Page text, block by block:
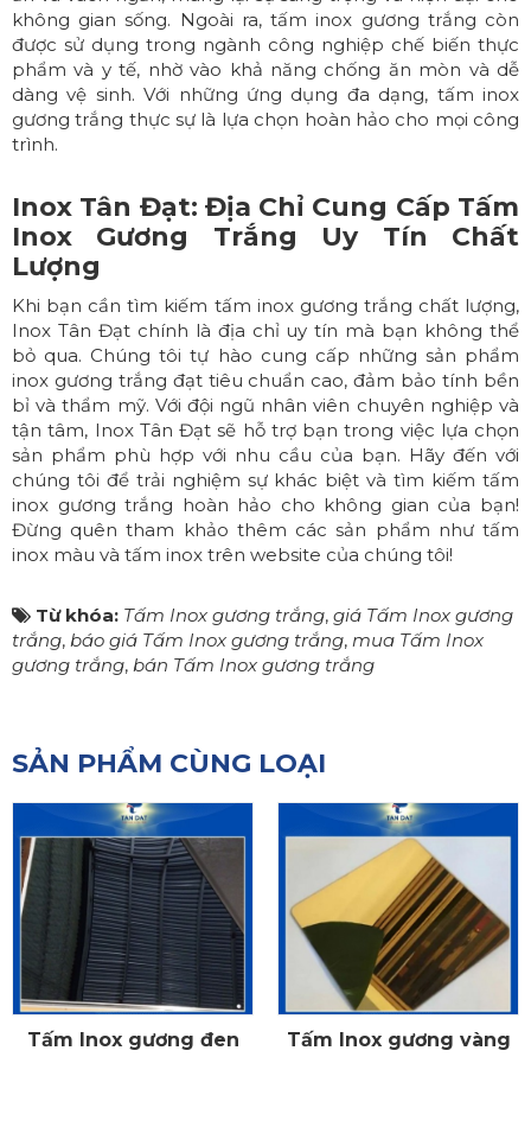
không gian sống. Ngoài ra, tấm inox gương trắng còn
được sử dụng trong ngành công nghiệp chế biến thực
phẩm và y tế, nhờ vào khả năng chống ăn mòn và dễ
dàng vệ sinh. Với những ứng dụng đa dạng, tấm inox
gương trắng thực sự là lựa chọn hoàn hảo cho mọi công
trình.
Inox Tân Đạt: Địa Chỉ Cung Cấp Tấm
Inox Gương Trắng Uy Tín Chất
Lượng
Khi bạn cần tìm kiếm tấm inox gương trắng chất lượng,
Inox Tân Đạtchính là địa chỉ uy tín mà bạn không thể
bỏ qua. Chúng tôi tự hào cung cấp những sản phẩm
inox gương trắng đạt tiêu chuẩn cao, đảm bảo tính bền
bỉ và thẩm mỹ. Với đội ngũ nhân viên chuyên nghiệp và
tận tâm, Inox Tân Đạt sẽ hỗ trợ bạn trong việc lựa chọn
sản phẩm phù hợp với nhu cầu của bạn. Hãy đến với
chúng tôi để trải nghiệm sự khác biệt và tìm kiếm tấm
inox gương trắng hoàn hảo cho không gian của bạn!
Đừng quên tham khảo thêm các sản phẩm như tấm
inox màu và tấm inox trên website của chúng tôi!
Từ khóa: Tấm Inox gương trắng, giá Tấm Inox gương
trắng, báo giá Tấm Inox gương trắng, mua Tấm Inox
gương trắng, bán Tấm Inox gương trắng
SẢN PHẨM CÙNG LOẠI
CHI TIẾT
Tấm Inox gương đen
CHI TIẾT
Tấm Inox gương vàng